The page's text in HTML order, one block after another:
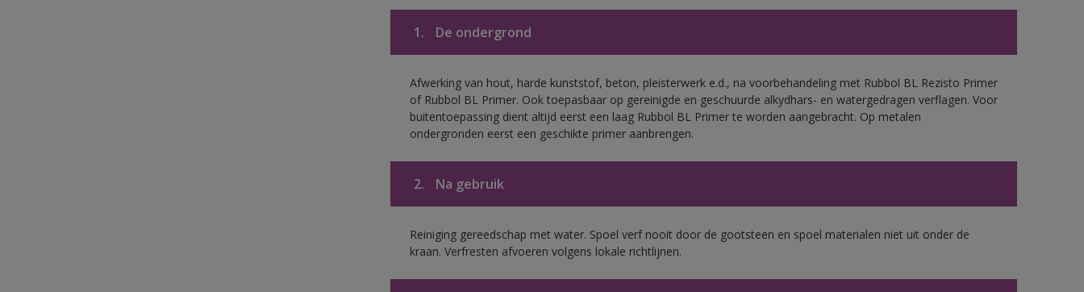
1. De ondergrond
Afwerking van hout, harde kunststof, beton, pleisterwerk e.d., na voorbehandeling met Rubbol BL Rezisto Primer
of Rubbol BL Primer. Ook toepasbaar op gereinigde en geschuurde alkydhars- en watergedragen verflagen. Voor
buitentoepassing dient altijd eerst een laag Rubbol BL Primer te worden aangebracht. Op metalen
ondergronden eerst een geschikte primer aanbrengen.
2. Na gebruik
Reiniging gereedschap met water. Spoel verf nooit door de gootsteen en spoel materialen niet uit onder de
kraan. Verfresten afvoeren volgens lokale richtlijnen.